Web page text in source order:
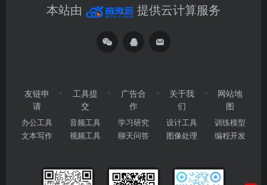
本站由 提供云计算服务
友链申
请
办公工具
文本写作
工具提
交
音频工具
视频工具
广告合
作
学习研究
聊天问答
关于我
们
设计工具
图像处理
网站地
图
训练模型
编程开发